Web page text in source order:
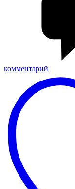
комментарий